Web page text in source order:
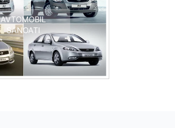
AVTOMOBIL
SANOATI